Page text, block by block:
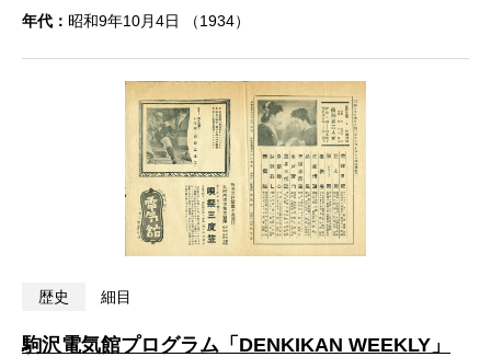
年代： 昭和9年10月4日 （1934）
歴史 細目
駒沢電気館プログラム「DENKIKAN WEEKLY」